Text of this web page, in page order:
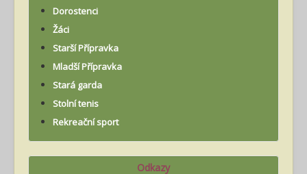
Dorostenci
Žáci
Starší Přípravka
Mladší Přípravka
Stará garda
Stolní tenis
Rekreační sport
Odkazy